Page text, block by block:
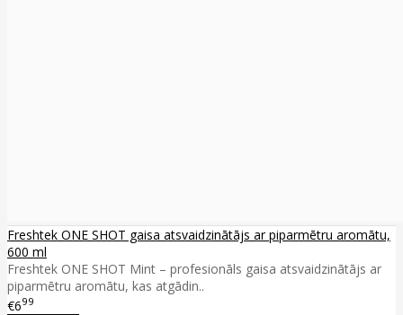
Freshtek ONE SHOT gaisa atsvaidzinātājs ar piparmētru aromātu,
600 ml
Freshtek ONE SHOT Mint – profesionāls gaisa atsvaidzinātājs ar
piparmētru aromātu, kas atgādin..
€699